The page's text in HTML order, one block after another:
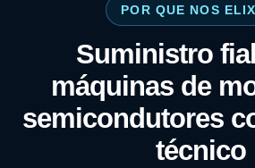
POR QUE NOS
Suministro
máquinas de
semicondutores
técnico